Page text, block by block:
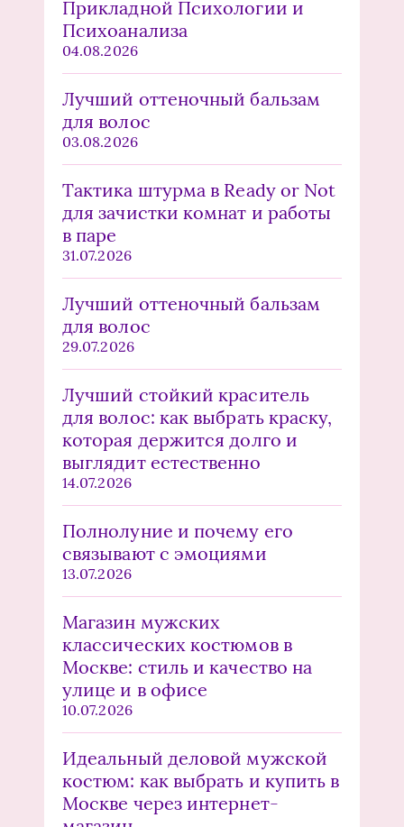
Прикладной Психологии и
Психоанализа
04.08.2026
Лучший оттеночный бальзам
для волос
03.08.2026
Тактика штурма в Ready or Not
для зачистки комнат и работы
в паре
31.07.2026
Лучший оттеночный бальзам
для волос
29.07.2026
Лучший стойкий краситель
для волос: как выбрать краску,
которая держится долго и
выглядит естественно
14.07.2026
Полнолуние и почему его
связывают с эмоциями
13.07.2026
Магазин мужских
классических костюмов в
Москве: стиль и качество на
улице и в офисе
10.07.2026
Идеальный деловой мужской
костюм: как выбрать и купить в
Москве через интернет-